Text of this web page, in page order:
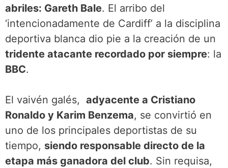
abriles: Gareth Bale. El arribo del
‘intencionadamente de Cardiff’ a la disciplina
deportiva blanca dio pie a la creación de un
tridente atacante recordado por siempre: la
BBC.
El vaivén galés, adyacente a Cristiano
Ronaldo y Karim Benzema, se convirtió en
uno de los principales deportistas de su
tiempo, siendo responsable directo de la
etapa más ganadora del club. Sin requisa,